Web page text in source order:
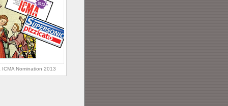
Nomination 2013